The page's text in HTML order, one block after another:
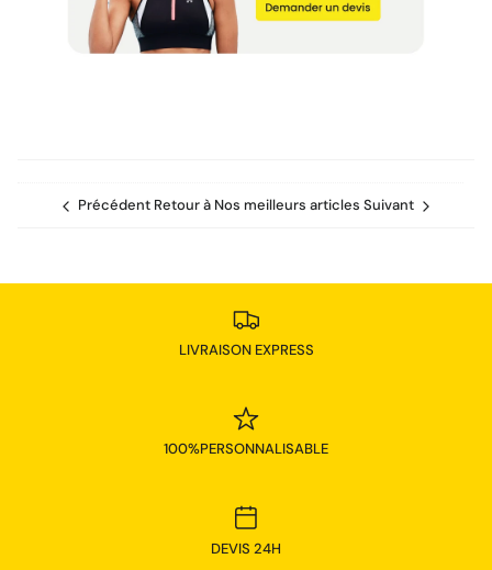
Précédent Retour à Nos meilleurs articles Suivant
LIVRAISON EXPRESS
100%PERSONNALISABLE
DEVIS 24H